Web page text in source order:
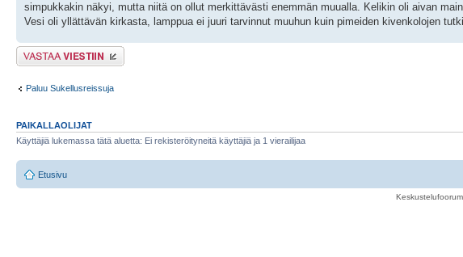
simpukkakin näkyi, mutta niitä on ollut merkittävästi enemmän muualla. Kelikin oli aivan
Vesi oli yllättävän kirkasta, lamppua ei juuri tarvinnut muuhun kuin pimeiden kivenkolojen
Lähetä vastaus
Paluu Sukellusreissuja
PAIKALLAOLIJAT
Käyttäjiä lukemassa tätä aluetta: Ei rekisteröityneitä käyttäjiä ja 1 vierailijaa
Etusivu